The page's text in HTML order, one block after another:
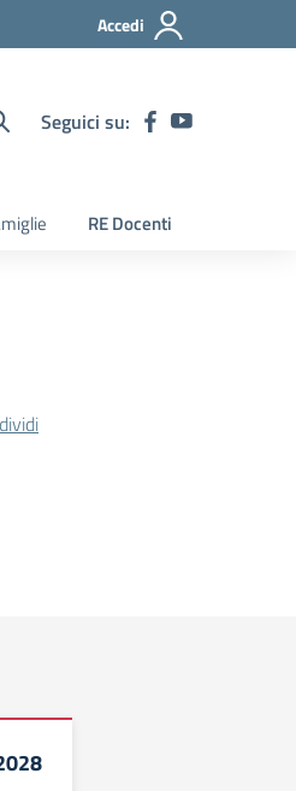
Accedi
Seguici su:
RE Docenti